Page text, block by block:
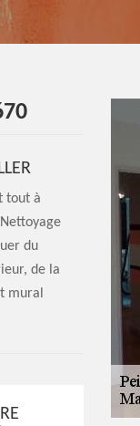
tout à
du
de la
mural